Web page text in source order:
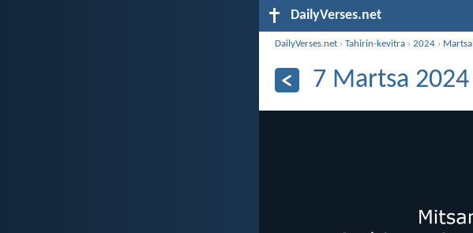
DailyVerses.net
DailyVerses.net ›Tahirin-kevitra ›2024 › Martsa
7 Martsa 2024